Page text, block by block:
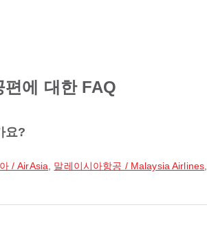
에 대한 FAQ
요?
/ AirAsia 말레이시아항공 / Malaysia Airlines